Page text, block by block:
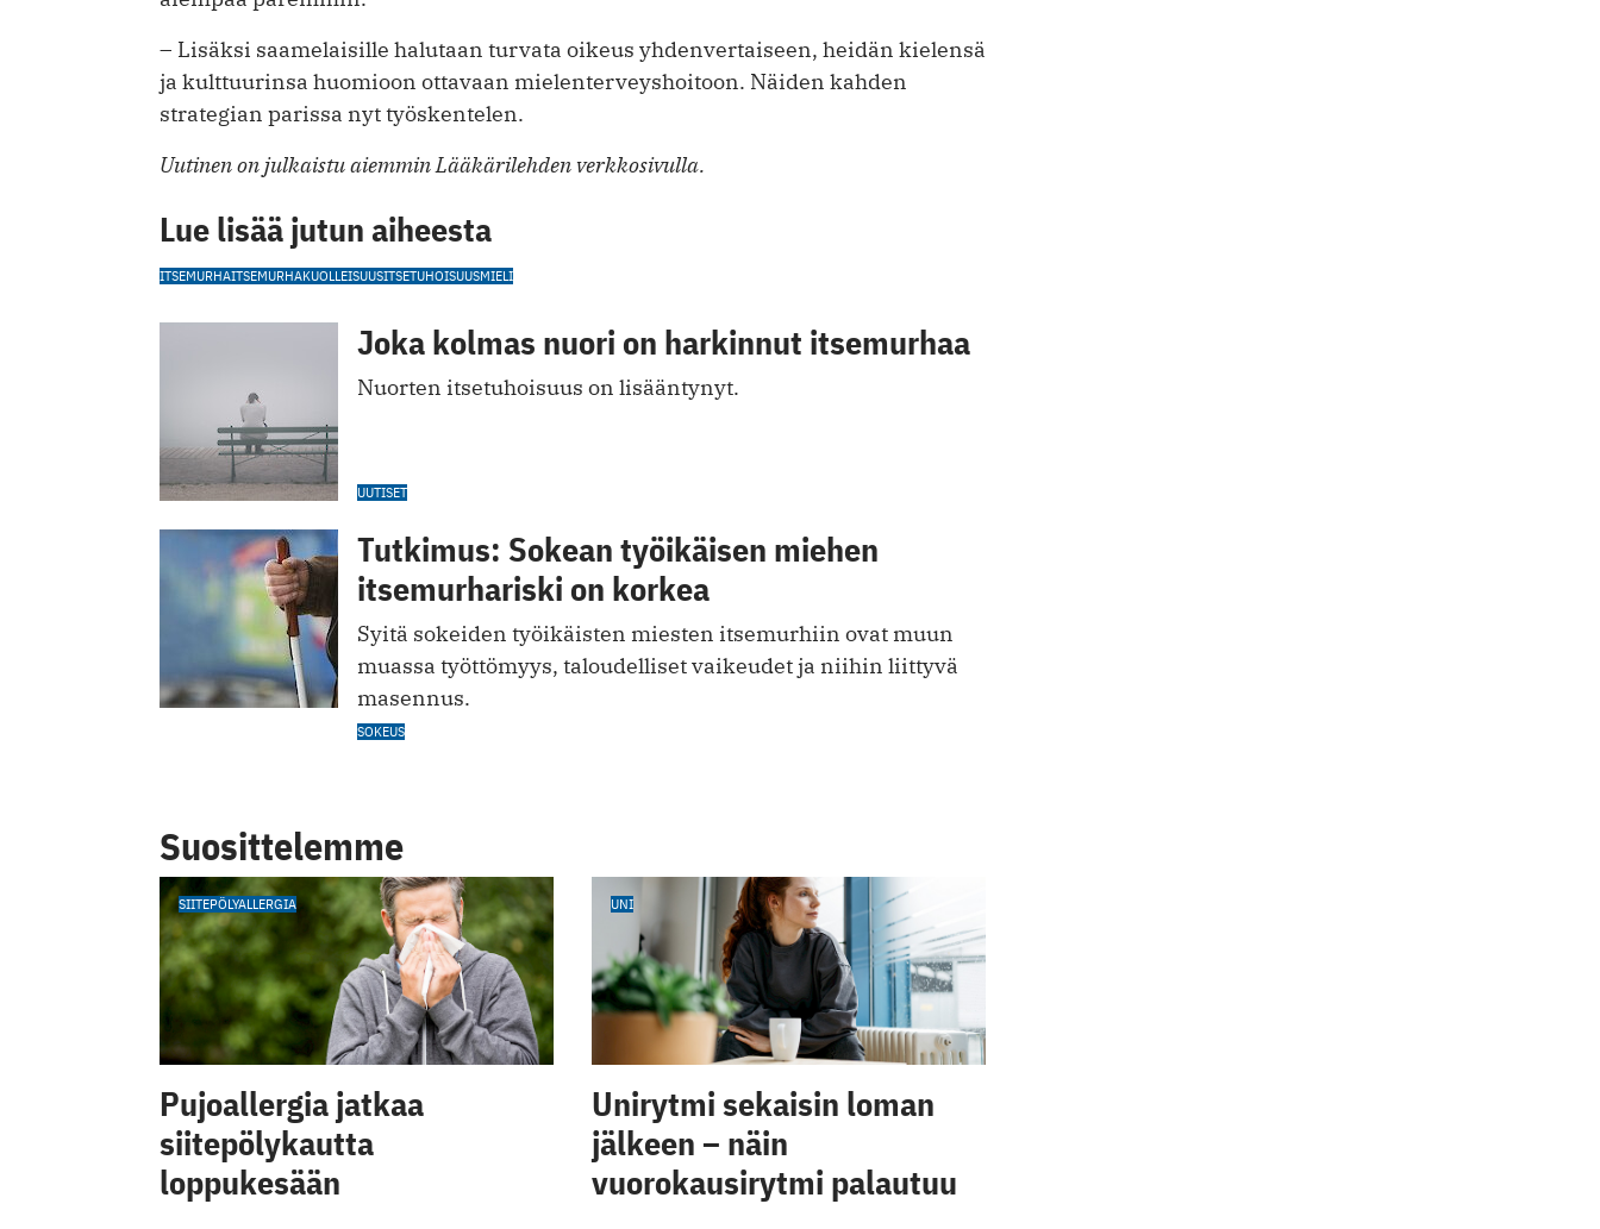
– Lisäksi saamelaisille halutaan turvata oikeus yhdenvertaiseen, heidän kielensä
ja kulttuurinsa huomioon ottavaan mielenterveyshoitoon. Näiden kahden
strategian parissa nyt työskentelen.
Uutinen on julkaistu aiemmin Lääkärilehden verkkosivulla.
Lue lisää jutun aiheesta
ITSEMURHAITSEMURHAKUOLLEISUUSITSETUHOISUUSMIELI
Joka kolmas nuori on harkinnut itsemurhaa
Nuorten itsetuhoisuus on lisääntynyt.
UUTISET
Tutkimus: Sokean työikäisen miehen
itsemurhariski on korkea
Syitä sokeiden työikäisten miesten itsemurhiin ovat muun
muassa työttömyys, taloudelliset vaikeudet ja niihin liittyvä
masennus.
SOKEUS
Suosittelemme
SIITEPÖLYALLERGIA
Pujoallergia jatkaa
siitepölykautta
loppukesään
UNI
Unirytmi sekaisin loman
jälkeen – näin
vuorokausirytmi palautuu